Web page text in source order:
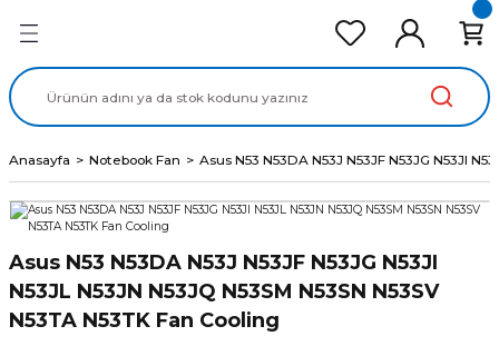
Ekran Panel
Data Kablo
Anasayfa Notebook Fan Asus N53 N53DA N53J N53JF N53JG N53JI
Asus N53 N53DA N53J N53JF N53JG N53JI
N53JL N53JN N53JQ N53SM N53SN N53SV
N53TA N53TK Fan Cooling